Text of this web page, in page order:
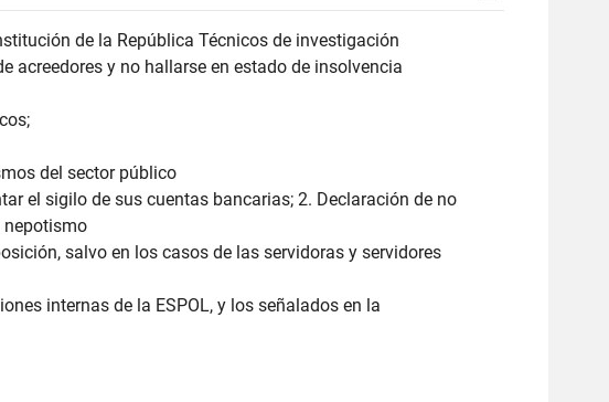
de la República Técnicos de investigación
acreedores y no hallarse en estado de insolvencia
del sector público
el sigilo de sus cuentas bancarias; 2. Declaración de no
nepotismo
salvo en los casos de las servidoras y servidores
internas de la ESPOL, y los señalados en la